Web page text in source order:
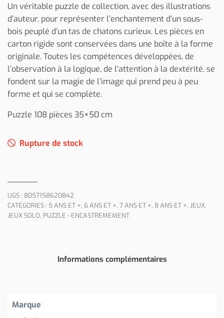
Un véritable puzzle de collection, avec des illustrations
d’auteur, pour représenter l’enchantement d’un sous-
bois peuplé d’un tas de chatons curieux. Les pièces en
carton rigide sont conservées dans une boîte à la forme
originale. Toutes les compétences développées, de
l’observation à la logique, de l’attention à la dextérité, se
fondent sur la magie de l’image qui prend peu à peu
forme et qui se complète.
Puzzle 108 pièces 35×50 cm
Rupture de stock
UGS : 8057158620842
CATÉGORIES : 5 ANS ET +, 6 ANS ET +, 7 ANS ET +, 8 ANS ET +, JEUX,
JEUX SOLO, PUZZLE - ENCASTREMEMENT
Informations complémentaires
Marque